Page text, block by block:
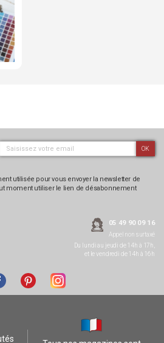
OK
utilisée pour vous envoyer la newsletter de
moment utiliser le lien de désabonnement
05 49 90 09 16
Appel non surtaxé
Du lundi au jeudi de 14h à 17h,
et le vendredi de 14h à 16h